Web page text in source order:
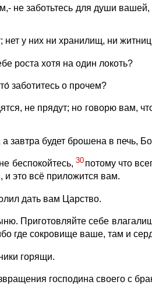
не заботьтесь для души вашей,
у них ни хранилищ, ни
роста хотя на один локоть?
заботитесь о прочем?
не прядут; но говорю вам,
завтра будет брошена в печь,
беспокойтесь, 30 потому что
это всё приложится вам.
дать вам Царство.
Приготовляйте себе
где сокровище ваше, там и
горящи.
господина своего с